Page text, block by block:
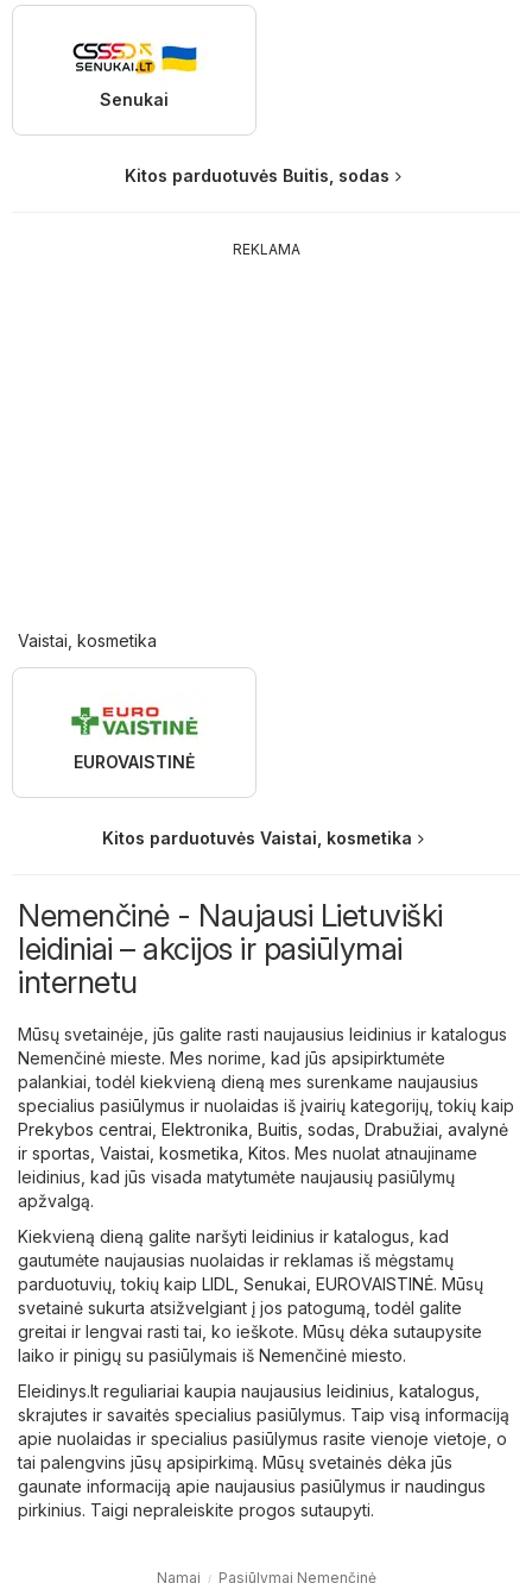
Senukai
Kitos parduotuvės Buitis, sodas
REKLAMA
Vaistai, kosmetika
EUROVAISTINĖ
Kitos parduotuvės Vaistai, kosmetika
Nemenčinė - Naujausi Lietuviški
leidiniai – akcijos ir pasiūlymai
internetu
Mūsų svetainėje, jūs galite rasti naujausius leidinius ir katalogus
Nemenčinė mieste. Mes norime, kad jūs apsipirktumėte
palankiai, todėl kiekvieną dieną mes surenkame naujausius
specialius pasiūlymus ir nuolaidas iš įvairių kategorijų, tokių kaip
Prekybos centrai Elektronika Buitis, sodas Drabužiai, avalynė
ir sportas Vaistai, kosmetika Kitos. Mes nuolat atnaujiname
leidinius, kad jūs visada matytumėte naujausių pasiūlymų
apžvalgą.
Kiekvieną dieną galite naršyti leidinius ir katalogus, kad
gautumėte naujausias nuolaidas ir reklamas iš mėgstamų
parduotuvių, tokių kaip LIDL Senukai EUROVAISTINĖ. Mūsų
svetainė sukurta atsižvelgiant į jos patogumą, todėl galite
greitai ir lengvai rasti tai, ko ieškote. Mūsų dėka sutaupysite
laiko ir pinigų su pasiūlymais iš Nemenčinė miesto.
Eleidinys.lt reguliariai kaupia naujausius leidinius, katalogus,
skrajutes ir savaitės specialius pasiūlymus. Taip visą informaciją
apie nuolaidas ir specialius pasiūlymus rasite vienoje vietoje, o
tai palengvins jūsų apsipirkimą. Mūsų svetainės dėka jūs
gaunate informaciją apie naujausius pasiūlymus ir naudingus
pirkinius. Taigi nepraleiskite progos sutaupyti.
Namai Pasiūlymai Nemenčinė